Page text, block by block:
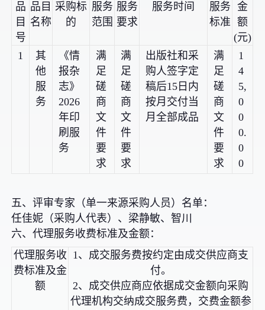
品
目
号
品目
名称
采购标
的
服务
范围
服务
要求
服务时间
服务
标准
金
额
(元)
1
其
他
服
务
《情
报杂
志》
2026
年印
刷服
务
满
足
磋
商
文
件
要
求
满
足
磋
商
文
件
要
求
出版社和采
购人签字定
稿后15日内
按月交付当
月全部成品
满
足
磋
商
文
件
要
求
1
4
5,
0
0
0.
0
0
五、评审专家（单一来源采购人员）名单：
任佳妮（采购人代表）、梁静敏、智川
六、代理服务收费标准及金额：
代理服务收
费标准及金
额
1、成交服务费按约定由成交供应商支
付。
2、成交供应商应依据成交金额向采购
代理机构交纳成交服务费，交费金额参